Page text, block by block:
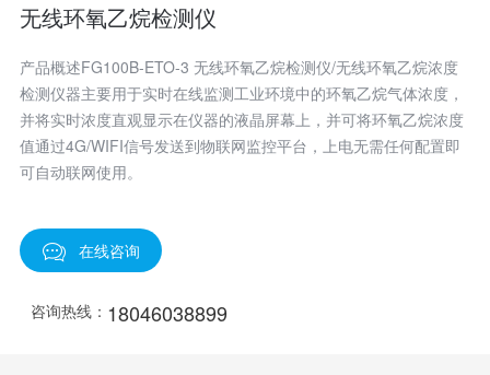
无线环氧乙烷检测仪
产品概述FG100B-ETO-3 无线环氧乙烷检测仪/无线环氧乙烷浓度
检测仪器主要用于实时在线监测工业环境中的环氧乙烷气体浓度，
并将实时浓度直观显示在仪器的液晶屏幕上，并可将环氧乙烷浓度
值通过4G/WIFI信号发送到物联网监控平台，上电无需任何配置即
可自动联网使用。
在线咨询
咨询热线： 18046038899